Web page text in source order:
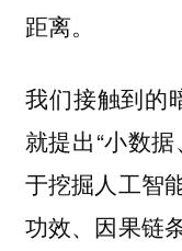
距离。
我们接触到的
就提出“小数
于挖掘人工智
功效、因果链